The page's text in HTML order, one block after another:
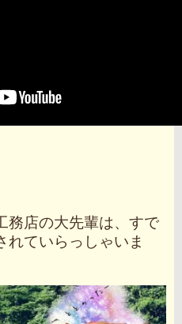
務店の大先輩は、すで
れていらっしゃいま